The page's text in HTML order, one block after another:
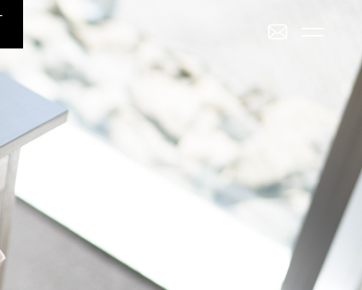
SALE
売買物件一覧
INVESTMENT
投資物件一覧
Topics
戸建 店舗・事務所
リー
2K/2DK/2LDK 3K/3DK/3LDK
その他